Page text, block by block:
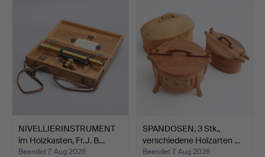
NIVELLIERINSTRUMENT
im Holzkasten, Fr.J. B…
Beendet 7. Aug 2026
SPANDOSEN, 3 Stk.,
verschiedene Holzarten …
Beendet 7. Aug 2026